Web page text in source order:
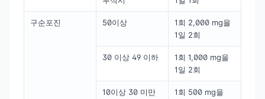
구순포진 50이상
1회 2,000 mg을
1일 2회
30 이상 49 이하
1회 1,000 mg을
1일 2회
10이상 30 미만
1회 500 mg을